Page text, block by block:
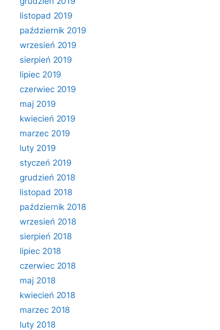
listopad 2019
październik 2019
wrzesień 2019
sierpień 2019
lipiec 2019
czerwiec 2019
maj 2019
kwiecień 2019
marzec 2019
luty 2019
styczeń 2019
grudzień 2018
listopad 2018
październik 2018
wrzesień 2018
sierpień 2018
lipiec 2018
czerwiec 2018
maj 2018
kwiecień 2018
marzec 2018
luty 2018